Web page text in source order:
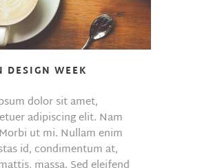
DESIGN WEEK
dolor sit amet,
adipiscing elit. Nam
ut mi. Nullam enim
id, condimentum at,